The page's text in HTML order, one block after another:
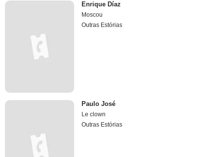
Enrique Díaz
Moscou
Outras Estórias
Paulo José
Le clown
Outras Estórias